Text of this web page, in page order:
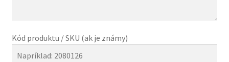
Kód produktu / SKU (ak je známy)